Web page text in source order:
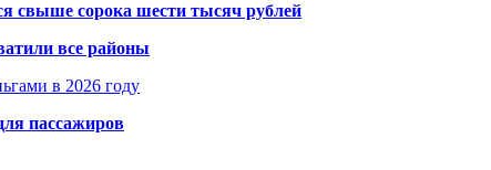
свыше сорока шести тысяч рублей
все районы
в 2026 году
пассажиров